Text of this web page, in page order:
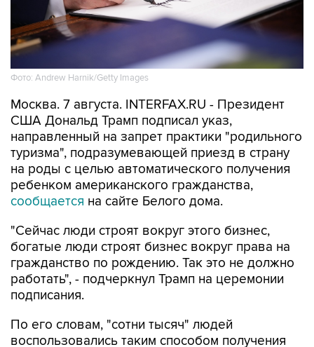
Фото: Andrew Harnik/Getty Images
Москва. 7 августа. INTERFAX.RU - Президент
США Дональд Трамп подписал указ,
направленный на запрет практики "родильного
туризма", подразумевающей приезд в страну
на роды с целью автоматического получения
ребенком американского гражданства,
сообщается на сайте Белого дома.
"Сейчас люди строят вокруг этого бизнес,
богатые люди строят бизнес вокруг права на
гражданство по рождению. Так это не должно
работать", - подчеркнул Трамп на церемонии
подписания.
По его словам, "сотни тысяч" людей
воспользовались таким способом получения